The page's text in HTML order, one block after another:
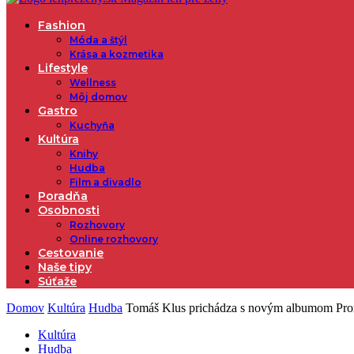
Fashion
Móda a štýl
Krása a kozmetika
Lifestyle
Wellness
Môj domov
Gastro
Kuchyňa
Kultúra
Knihy
Hudba
Film a divadlo
Poradňa
Osobnosti
Rozhovory
Online rozhovory
Cestovanie
Naše tipy
Súťaže
Domov Kultúra Hudba Tomáš Klus prichádza s novým albumom
Kultúra
Hudba